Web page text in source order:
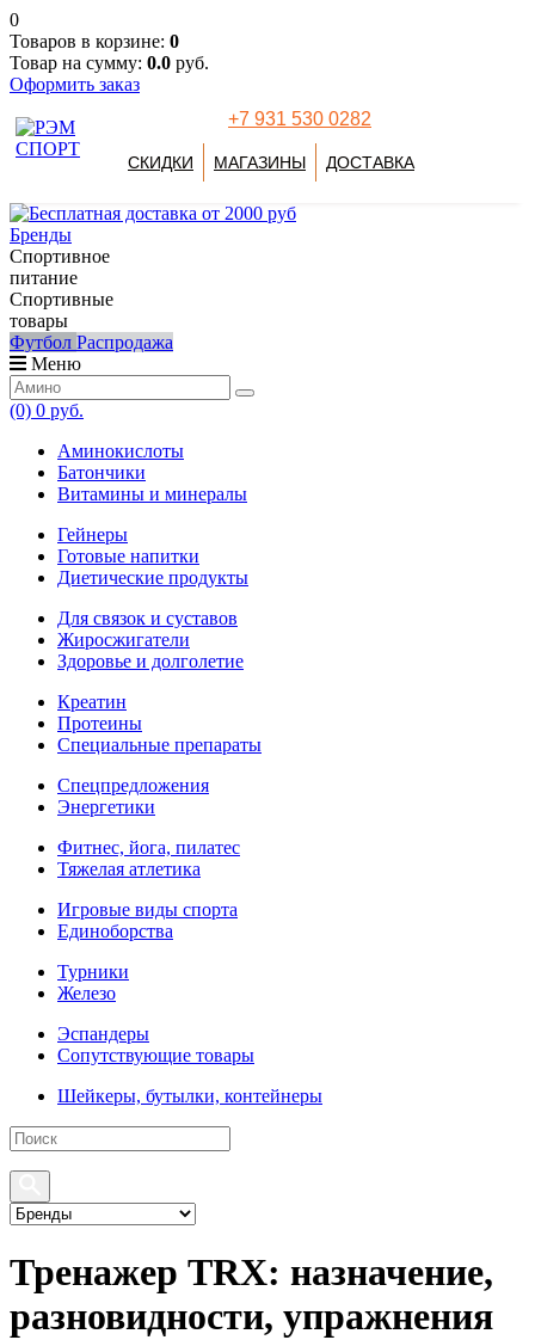
0
Товаров в корзине: 0
Товар на сумму: 0.0 руб.
Оформить заказ
+7 931 530 0282
СКИДКИ МАГАЗИНЫ ДОСТАВКА
Бренды
Спортивное
питание
Спортивные
товары
Футбол Распродажа
Меню
(0) 0 руб.
Аминокислоты
Батончики
Витамины и минералы
Гейнеры
Готовые напитки
Диетические продукты
Для связок и суставов
Жиросжигатели
Здоровье и долголетие
Креатин
Протеины
Специальные препараты
Спецпредложения
Энергетики
Фитнес, йога, пилатес
Тяжелая атлетика
Игровые виды спорта
Единоборства
Турники
Железо
Эспандеры
Сопутствующие товары
Шейкеры, бутылки, контейнеры
Тренажер TRX: назначение,
разновидности, упражнения